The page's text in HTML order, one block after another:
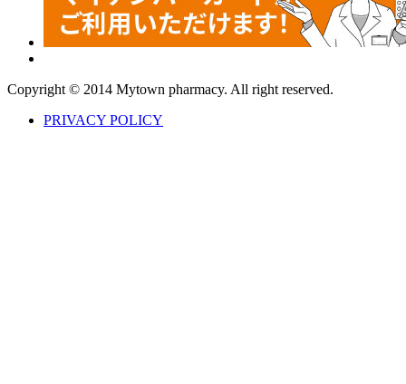
Copyright © 2014 Mytown pharmacy. All right reserved.
PRIVACY POLICY